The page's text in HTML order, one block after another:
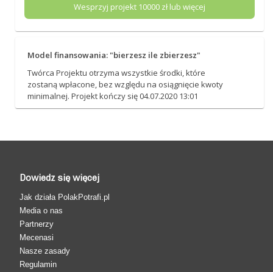
Wesprzyj projekt 10000zł lub więcej
Model finansowania: "bierzesz ile zbierzesz"
Twórca Projektu otrzyma wszystkie środki, które
zostaną wpłacone, bez względu na osiągnięcie kwoty
minimalnej. Projekt kończy się 04.07.2020 13:01
Dowiedz się więcej
Jak działa PolakPotrafi.pl
Media o nas
Partnerzy
Mecenasi
Nasze zasady
Regulamin